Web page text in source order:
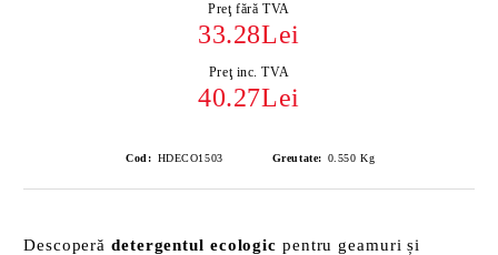
Preţ fără TVA
33.28Lei
Preţ inc. TVA
40.27Lei
Cod: HDECO1503 Greutate: 0.550 Kg
Descoperă detergentul ecologic pentru geamuri și